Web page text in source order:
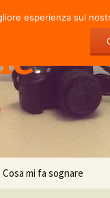
Cosa mi fa sognare
esperienza sul